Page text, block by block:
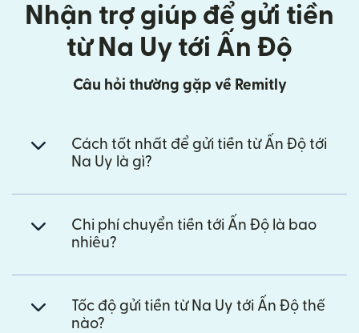
Nhận trợ giúp để gửi tiền
từ Na Uy tới Ấn Độ
Câu hỏi thường gặp về Remitly
Cách tốt nhất để gửi tiền từ Ấn Độ tới
Na Uy là gì?
Chi phí chuyển tiền tới Ấn Độ là bao
nhiêu?
Tốc độ gửi tiền từ Na Uy tới Ấn Độ thế
nào?